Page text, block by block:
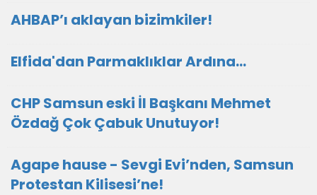
AHBAP’ı aklayan bizimkiler!
Elfida'dan Parmaklıklar Ardına…
CHP Samsun eski İl Başkanı Mehmet
Özdağ Çok Çabuk Unutuyor!
Agape hause - Sevgi Evi’nden, Samsun
Protestan Kilisesi’ne!